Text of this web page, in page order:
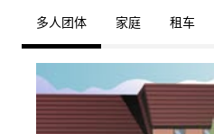
多人团体 家庭 租车